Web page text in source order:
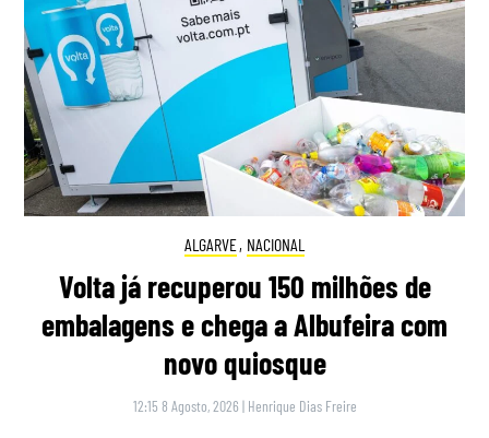
ALGARVE, NACIONAL
Volta já recuperou 150 milhões de
embalagens e chega a Albufeira com
novo quiosque
12:15 8 Agosto, 2026 | Henrique Dias Freire